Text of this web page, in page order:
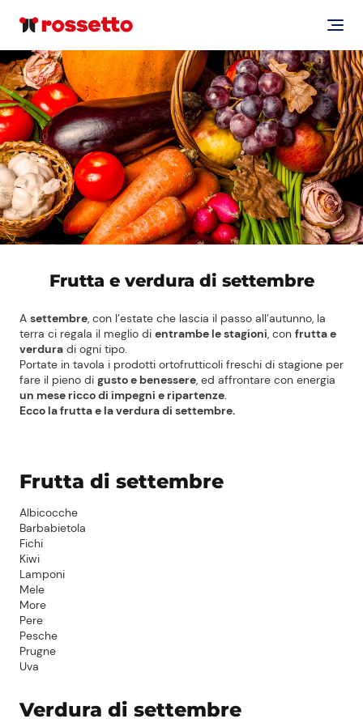
Frutta e verdura di settembre
A settembre, con l’estate che lascia il passo all’autunno, la
terra ci regala il meglio di entrambe le stagioni, con frutta e
verdura di ogni tipo.
Portate in tavola i prodotti ortofrutticoli freschi di stagione per
fare il pieno di gusto e benessere, ed affrontare con energia
un mese ricco di impegni e ripartenze.
Ecco la frutta e la verdura di settembre.
Frutta di settembre
Albicocche
Barbabietola
Fichi
Kiwi
Lamponi
Mele
More
Pere
Pesche
Prugne
Uva
Verdura di settembre